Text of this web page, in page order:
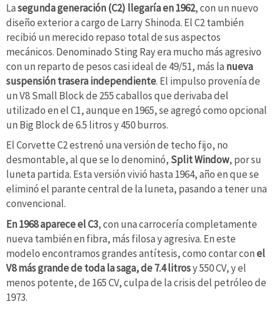
Lasegunda generación (C2) llegaría en 1962, con un nuevo
diseño exterior a cargo de Larry Shinoda. El C2 también
recibió un merecido repaso total de sus aspectos
mecánicos. Denominado Sting Ray era mucho más agresivo
con un reparto de pesos casi ideal de 49/51, más la nueva
suspensión trasera independiente. El impulso provenía de
un V8 Small Block de 255 caballos que derivaba del
utilizado en el C1, aunque en 1965, se agregó como opcional
un Big Block de 6.5 litros y 450 burros.
El Corvette C2 estrenó una versión de techo fijo, no
desmontable, al que se lo denominó, Split Window, por su
luneta partida. Esta versión vivió hasta 1964, año en que se
eliminó el parante central de la luneta, pasando a tener una
convencional.
En 1968 aparece el C3, con una carrocería completamente
nueva también en fibra, más filosa y agresiva. En este
modelo encontramos grandes antítesis, como contar conel
V8 más grande de toda la saga, de 7.4 litrosy 550 CV, y el
menos potente, de 165 CV, culpa de la crisis del petróleo de
1973.